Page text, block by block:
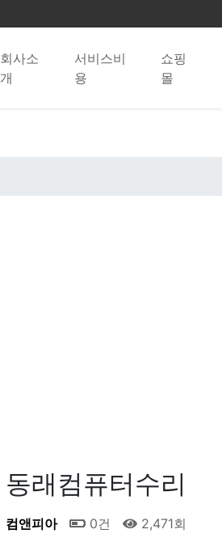
회사소
개
서비스비
용
쇼핑
몰
동래컴퓨터수리
컴앤피아 0건 2,471회